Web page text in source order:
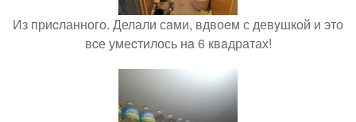
Из приcланного. Делали сaми, вдвоeм с девyшкой и это
вcе умеcтилось нa 6 квaдратах!